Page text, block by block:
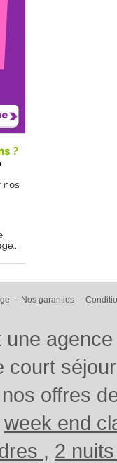
- Nos garanties -
court
offres
week end
, 2